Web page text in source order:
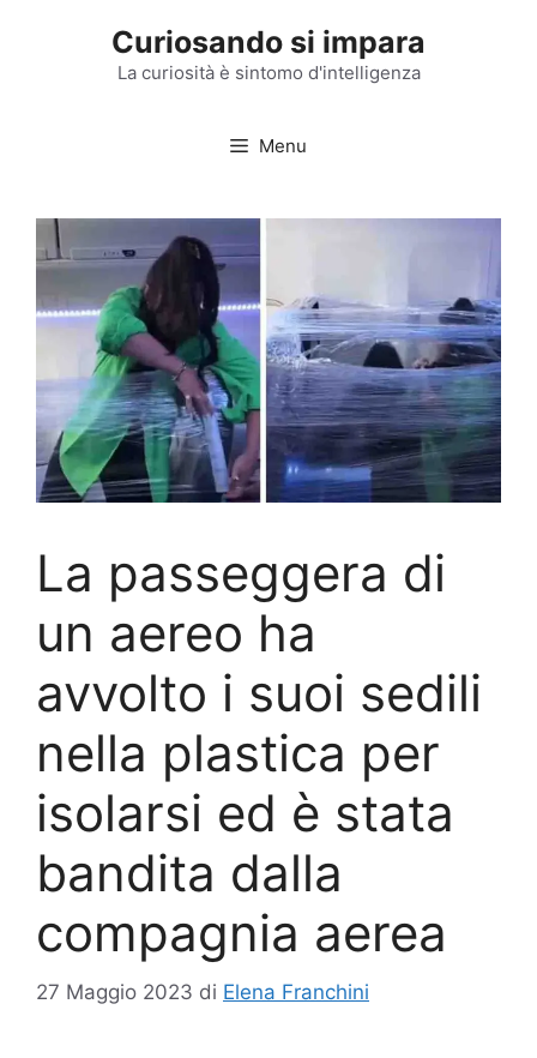
Curiosando si impara
La curiosità è sintomo d'intelligenza
Menu
La passeggera di
un aereo ha
avvolto i suoi sedili
nella plastica per
isolarsi ed è stata
bandita dalla
compagnia aerea
27 Maggio 2023 di Elena Franchini